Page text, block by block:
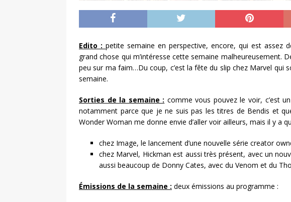
Edito : petite semaine en perspective, encore, qui est assez
grand chose qui m’intéresse cette semaine malheureusement.
peu sur ma faim…Du coup, c’est la fête du slip chez Marvel qui
semaine.
Sorties de la semaine : comme vous pouvez le voir, c’est
notamment parce que je ne suis pas les titres de Bendis et
Wonder Woman me donne envie d’aller voir ailleurs, mais il y a
chez Image, le lancement d’une nouvelle série creator
chez Marvel, Hickman est aussi très présent, avec un
aussi beaucoup de Donny Cates, avec du Venom et du
Émissions de la semaine : deux émissions au programme :